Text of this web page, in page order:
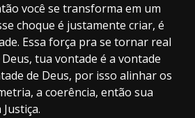
você se transforma em um
choque é justamente criar, é
Essa força pra se tornar real
tua vontade é a vontade
de Deus, por isso alinhar os
a coerência, então sua